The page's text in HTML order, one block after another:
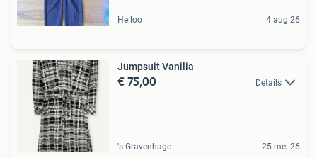
Heiloo 4 aug 26
Jumpsuit Vanilia
€ 75,00 Details
's-Gravenhage 25 mei 26